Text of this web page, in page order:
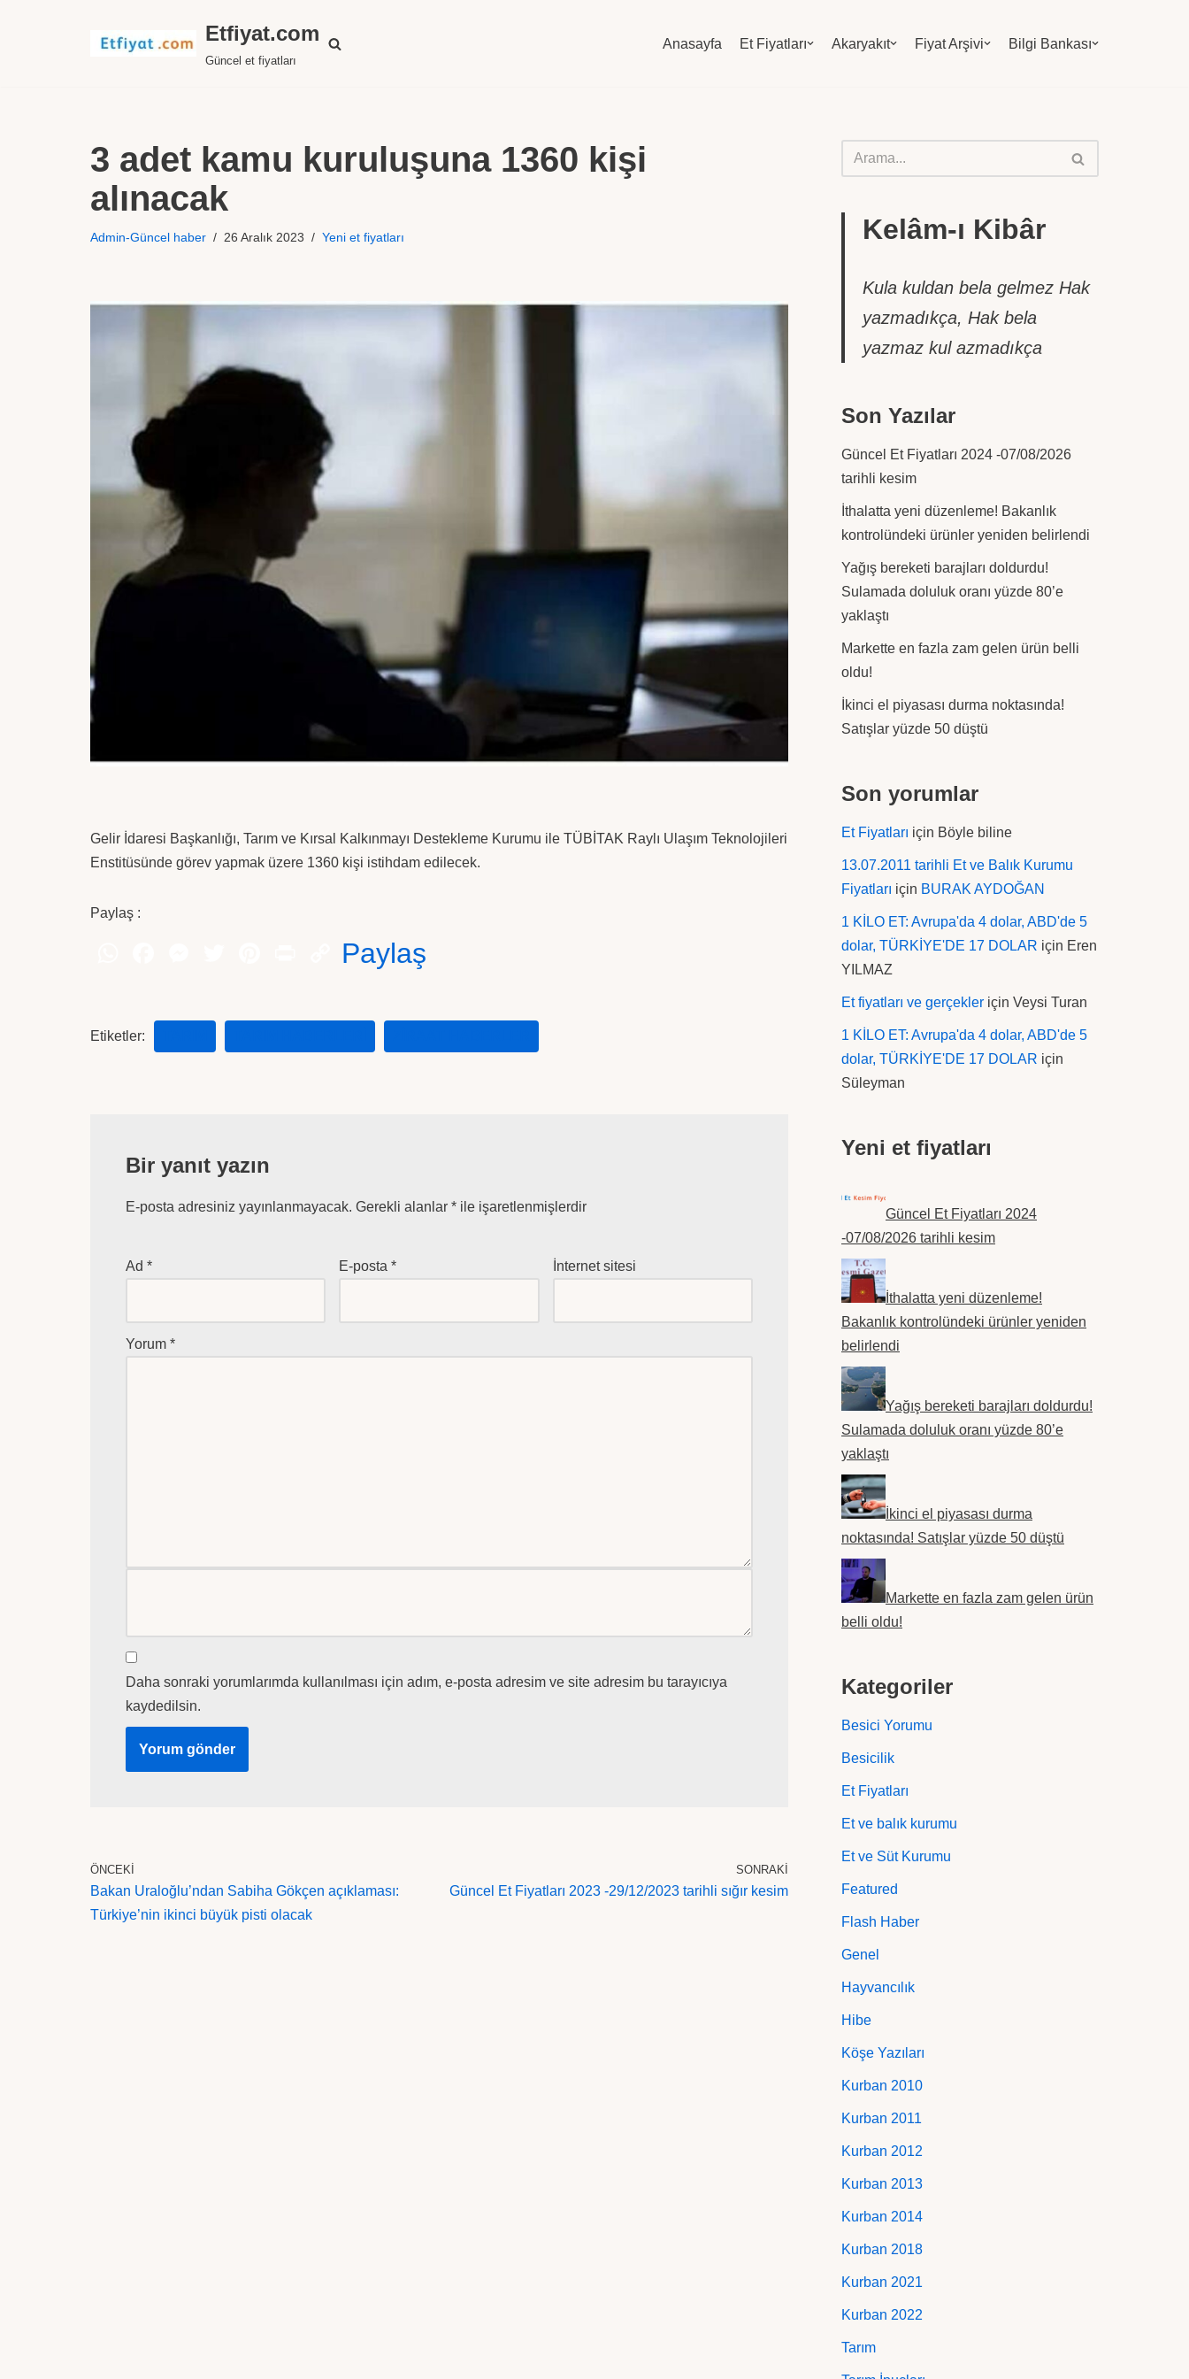
Etfiyat.com
Güncel et fiyatları
Anasayfa Et Fiyatları Akaryakıt Fiyat Arşivi Bilgi Bankası
3 adet kamu kuruluşuna 1360 kişi
alınacak
Admin-Güncel haber 26 Aralık 2023 Yeni et fiyatları
Gelir İdaresi Başkanlığı, Tarım ve Kırsal Kalkınmayı Destekleme Kurumu ile TÜBİTAK Raylı Ulaşım Teknolojileri
Enstitüsünde görev yapmak üzere 1360 kişi istihdam edilecek.
Paylaş :
Paylaş
Etiketler:
Bir yanıt yazın
E-posta adresiniz yayınlanmayacak. Gerekli alanlar * ile işaretlenmişlerdir
Ad * E-posta* İnternet sitesi
Yorum *
Daha sonraki yorumlarımda kullanılması için adım, e-posta adresim ve site adresim bu tarayıcıya
kaydedilsin.
ÖNCEKI
Bakan Uraloğlu’ndan Sabiha Gökçen açıklaması:
Türkiye’nin ikinci büyük pisti olacak
SONRAKI
Güncel Et Fiyatları 2023 -29/12/2023 tarihli sığır kesim
Kelâm-ı Kibâr
Kula kuldan bela gelmez Hak
yazmadıkça, Hak bela
yazmaz kul azmadıkça
Son Yazılar
Güncel Et Fiyatları 2024 -07/08/2026
tarihli kesim
İthalatta yeni düzenleme! Bakanlık
kontrolündeki ürünler yeniden belirlendi
Yağış bereketi barajları doldurdu!
Sulamada doluluk oranı yüzde 80’e
yaklaştı
Markette en fazla zam gelen ürün belli
oldu!
İkinci el piyasası durma noktasında!
Satışlar yüzde 50 düştü
Son yorumlar
Et Fiyatları için Böyle biline
13.07.2011 tarihli Et ve Balık Kurumu
Fiyatları için BURAK AYDOĞAN
1 KİLO ET: Avrupa'da 4 dolar, ABD'de 5
dolar, TÜRKİYE'DE 17 DOLAR için Eren
YILMAZ
Et fiyatları ve gerçekler için Veysi Turan
1 KİLO ET: Avrupa'da 4 dolar, ABD'de 5
dolar, TÜRKİYE'DE 17 DOLAR için
Süleyman
Yeni et fiyatları
Güncel Et Fiyatları 2024
-07/08/2026 tarihli kesim
İthalatta yeni düzenleme!
Bakanlık kontrolündeki ürünler yeniden
belirlendi
Yağış bereketi barajları doldurdu!
Sulamada doluluk oranı yüzde 80’e
yaklaştı
İkinci el piyasası durma
noktasında! Satışlar yüzde 50 düştü
Markette en fazla zam gelen ürün
belli oldu!
Kategoriler
Besici Yorumu
Besicilik
Et Fiyatları
Et ve balık kurumu
Et ve Süt Kurumu
Featured
Flash Haber
Genel
Hayvancılık
Hibe
Köşe Yazıları
Kurban 2010
Kurban 2011
Kurban 2012
Kurban 2013
Kurban 2014
Kurban 2018
Kurban 2021
Kurban 2022
Tarım